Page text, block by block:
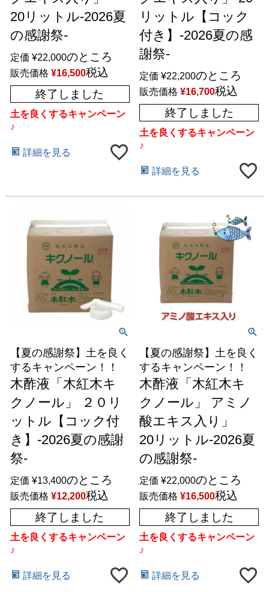
20リットル-2026夏
の感謝祭-
定価 ¥22,000のところ
販売価格 ¥16,500税込
終了しました
土を良くするキャンペーン
♪
詳細を見る
リットル【コック
付き】-2026夏の感
謝祭-
定価 ¥22,200のところ
販売価格 ¥16,700税込
終了しました
土を良くするキャンペーン
♪
詳細を見る
【夏の感謝祭】土を良く
するキャンペーン！！
木酢液「木紅木キ
クノール」 ２０リ
ットル【コック付
き】-2026夏の感謝
祭-
定価 ¥13,400のところ
販売価格 ¥12,200税込
終了しました
土を良くするキャンペーン
♪
詳細を見る
【夏の感謝祭】土を良く
するキャンペーン！！
木酢液「木紅木キ
クノール」 アミノ
酸エキス入り」
20リットル-2026夏
の感謝祭-
定価 ¥22,000のところ
販売価格 ¥16,500税込
終了しました
土を良くするキャンペーン
♪
詳細を見る